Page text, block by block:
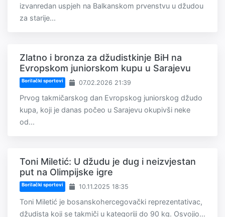
izvanredan uspjeh na Balkanskom prvenstvu u džudou
za starije...
Zlatno i bronza za džudistkinje BiH na
Evropskom juniorskom kupu u Sarajevu
Borilački sportovi 07.02.2026 21:39
Prvog takmičarskog dan Evropskog juniorskog džudo
kupa, koji je danas počeo u Sarajevu okupivši neke
od...
Toni Miletić: U džudu je dug i neizvjestan
put na Olimpijske igre
Borilački sportovi 10.11.2025 18:35
Toni Miletić je bosanskohercegovački reprezentativac,
džudista koji se takmiči u kategoriji do 90 kg. Osvojio...